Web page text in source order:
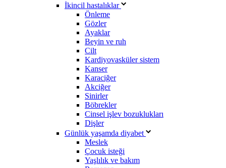
İkincil hastalıklar
Önleme
Gözler
Ayaklar
Beyin ve ruh
Cilt
Kardiyovasküler sistem
Kanser
Karaciğer
Akciğer
Sinirler
Böbrekler
Cinsel işlev bozuklukları
Dişler
Günlük yaşamda diyabet
Meslek
Çocuk isteği
Yaşlılık ve bakım